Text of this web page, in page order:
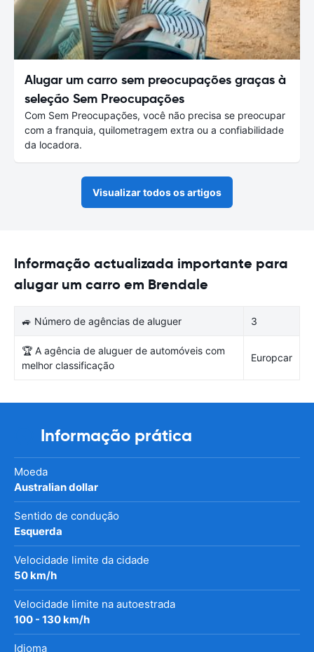
Alugar um carro sem preocupações graças à
seleção Sem Preocupações
Com Sem Preocupações, você não precisa se preocupar
com a franquia, quilometragem extra ou a confiabilidade
da locadora.
Visualizar todos os artigos
Informação actualizada importante para
alugar um carro em Brendale
🚙 Número de agências de aluguer 3
🏆 A agência de aluguer de automóveis com
melhor classificação
Europcar
Informação prática
Moeda
Australian dollar
Sentido de condução
Esquerda
Velocidade limite da cidade
50 km/h
Velocidade limite na autoestrada
100 - 130 km/h
Idioma